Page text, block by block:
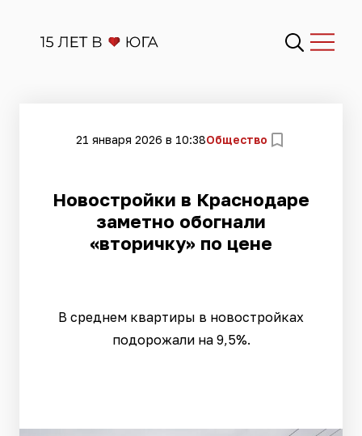
21 января 2026 в 10:38Общество
Новостройки в Краснодаре
заметно обогнали
«вторичку» по цене
В среднем квартиры в новостройках
подорожали на 9,5%.